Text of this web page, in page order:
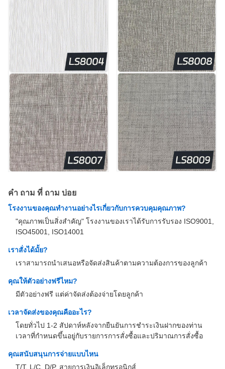
คํา ถาม ที่ ถาม บ่อย
โรงงานของคุณทํางานอย่างไรเกี่ยวกับการควบคุมคุณภาพ?
"คุณภาพเป็นสิ่งสําคัญ" โรงงานของเราได้รับการรับรอง ISO9001,
ISO45001, ISO14001
เราสั่งได้มั้ย?
เราสามารถนําเสนอหรือจัดส่งสินค้าตามความต้องการของลูกค้า
คุณให้ตัวอย่างฟรีไหม?
มีตัวอย่างฟรี แต่ค่าจัดส่งต้องจ่ายโดยลูกค้า
เวลาจัดส่งของคุณคืออะไร?
โดยทั่วไป 1-2 สัปดาห์หลังจากยืนยันการชําระเงินฝากของท่าน
เวลาที่กําหนดขึ้นอยู่กับรายการการสั่งซื้อและปริมาณการสั่งซื้อ
คุณสนับสนุนการจ่ายแบบไหน
T/T, L/C, D/P, สายการเงินอิเล็กทรอนิกส์